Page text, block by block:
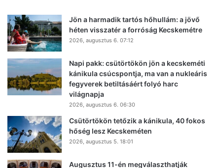
Jön a harmadik tartós hőhullám: a jövő
héten visszatér a forróság Kecskemétre
2026, augusztus 6. 07:12
Napi pakk: csütörtökön jön a kecskeméti
kánikula csúcspontja, ma van a nukleáris
fegyverek betiltásáért folyó harc
világnapja
2026, augusztus 6. 06:30
Csütörtökön tetőzik a kánikula, 40 fokos
hőség lesz Kecskeméten
2026, augusztus 5. 18:01
Augusztus 11-én megválaszthatják